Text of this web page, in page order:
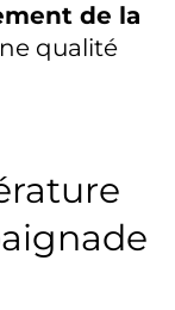
de la
qualité